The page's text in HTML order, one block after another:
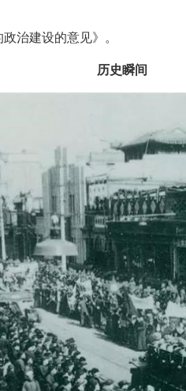
治建设的意见》。
历史瞬间